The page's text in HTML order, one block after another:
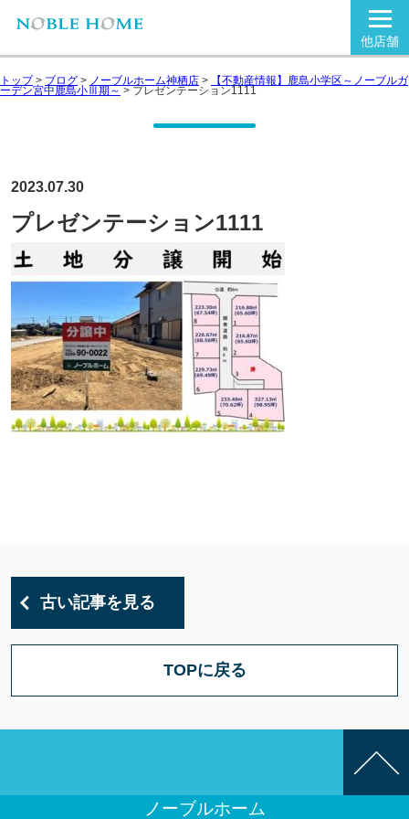
他店舗
トップ> ブログ > ノーブルホーム神栖店 > 【不動産情報】鹿島小学区～ノーブルガ
ーデン宮中鹿島小Ⅲ期～ > プレゼンテーション1111
2023.07.30
プレゼンテーション1111
古い記事を見る
TOPに戻る
ノーブルホーム